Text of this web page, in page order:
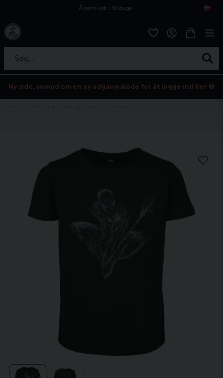
Åbent køb i 30 dage
Søg...
Ny side, anmod om en ny adgangskode for at logge ind her 💀